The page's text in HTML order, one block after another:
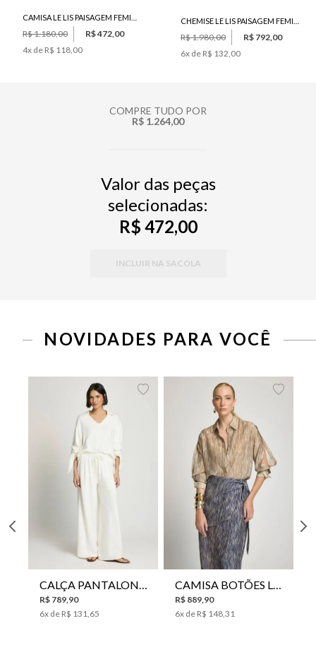
R$ 1.180,00
R$ 472,00
4x de R$ 118,00
R$ 1.980,00
R$ 792,00
6x de R$ 132,00
COMPRE TUDO POR
R$ 1.264,00
Valor das peças
selecionadas:
R$ 472,00
INCLUIR NA SACOLA
NOVIDADES PARA VOCÊ
CALÇA PANTALONA LE LIS HORI FEMININA
R$ 789,90
6x de R$ 131,65
CAMISA BOTÕES LE LIS YANNA FEMININA
R$ 889,90
6x de R$ 148,31